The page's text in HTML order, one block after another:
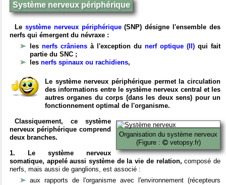
Système nerveux périphérique
Le système nerveux périphérique(SNP) désigne l'ensemble des
nerfs qui émergent du névraxe :
les nerfs crâniens à l'exception du nerf optique (II) qui fait
partie du SNC ;
les nerfs spinaux ou rachidiens,
Le système nerveux périphérique permet la circulation
des informations entre le système nerveux central et les
autres organes du corps (dans les deux sens) pour un
fonctionnement optimal de l'organisme.
Organisation du système nerveux
(Figure :
vetopsy.fr)
Classiquement, ce système
nerveux périphérique comprend
deux branches.
1. Le système nerveux
somatique, appelé aussi système de la vie de relation, composé de
nerfs, mais aussi de ganglions, est associé :
aux rapports de l'organisme avec l'environnement (récepteurs